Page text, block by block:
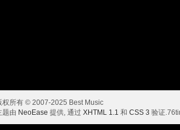
权所有 © 2007-2025 Best Music
题由 NeoEase 提供, 通过 XHTML 1.1 和 CSS 3 验证.